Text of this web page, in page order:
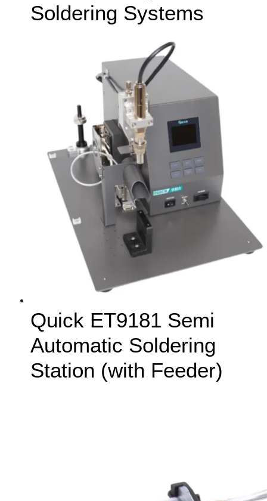
Soldering Systems
Quick ET9181 Semi
Automatic Soldering
Station (with Feeder)